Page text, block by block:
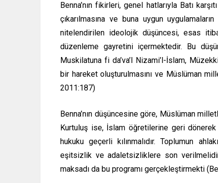
Benna’nın fikirleri, genel hatlarıyla Batı
çıkarılmasına ve buna uygun
nitelendirilen ideolojik düşüncesi, esas
düzenleme gayretini içermektedir. Bu
Muskilatuna fi da’va’l Nizami’l-İslam,
bir hareket oluşturulmasını ve Müslüman
2011:187)
Benna’nın düşüncesine göre, Müslüman
Kurtuluş ise, İslam öğretilerine geri
hukuku geçerli kılınmalıdır. Toplumun
eşitsizlik ve adaletsizliklere son
maksadı da bu programı gerçekleştirmekti